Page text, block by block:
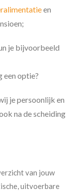
en
je bijvoorbeeld
een optie?
je persoonlijk en
na de scheiding
van jouw
uitvoerbare